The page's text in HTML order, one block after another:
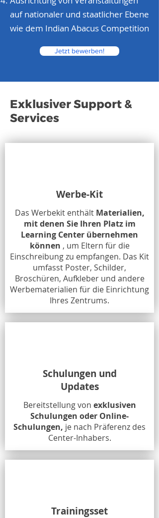
auf nationaler und staatlicher Ebene
wie dem Indian Abacus Competition
Jetzt bewerben!
Exklusiver Support &
Services
Werbe-Kit
Das Werbekit enthält Materialien,
mit denen Sie Ihren Platz im
Learning Center übernehmen
können , um Eltern für die
Einschreibung zu empfangen. Das Kit
umfasst Poster, Schilder,
Broschüren, Aufkleber und andere
Werbematerialien für die Einrichtung
Ihres Zentrums.
Schulungen und
Updates
Bereitstellung von exklusiven
Schulungen oder Online-
Schulungen, je nach Präferenz des
Center-Inhabers.
Trainingsset